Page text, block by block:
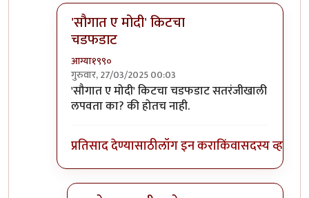
'सौगात ए मोदी' किटचा
चडफडाट
आग्या१९९०
गुरुवार, 27/03/2025 00:03
In reply toआम्ही फक्त गंमत बघतो. चडफडाटby
'सौगात ए मोदी' किटचा चडफडाट सतरंजीखाली
लपवता का? की होतच नाही.
प्रतिसाद देण्यासाठीलॉग इन कराकिंवासदस्य व्हा